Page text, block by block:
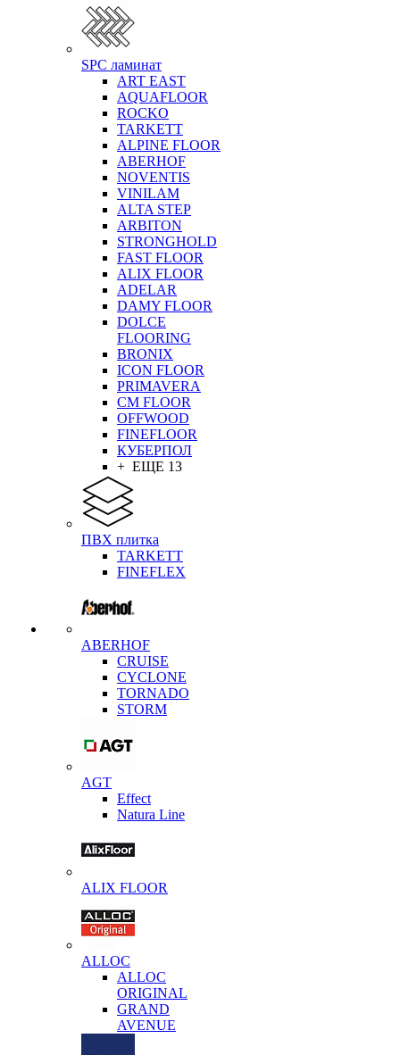
SPC ламинат
ART EAST
AQUAFLOOR
ROCKO
TARKETT
ALPINE FLOOR
ABERHOF
NOVENTIS
VINILAM
ALTA STEP
ARBITON
STRONGHOLD
FAST FLOOR
ALIX FLOOR
ADELAR
DAMY FLOOR
DOLCE
FLOORING
BRONIX
ICON FLOOR
PRIMAVERA
CM FLOOR
OFFWOOD
FINEFLOOR
КУБЕРПОЛ
+ ЕЩЕ 13
ПВХ плитка
TARKETT
FINEFLEX
ABERHOF
CRUISE
CYCLONE
TORNADO
STORM
AGT
Effect
Natura Line
ALIX FLOOR
ALLOC
ALLOC
ORIGINAL
GRAND
AVENUE